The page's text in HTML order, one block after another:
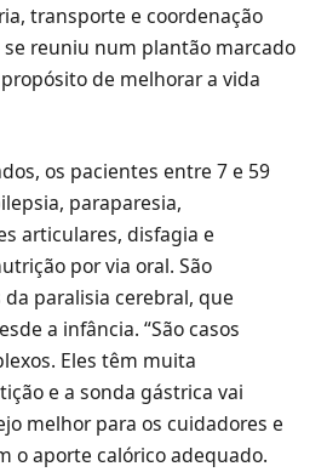
transporte e coordenação
reuniu num plantão marcado
de melhorar a vida
os pacientes entre 7 e 59
paraparesia,
articulares, disfagia e
por via oral. São
paralisia cerebral, que
a infância. “São casos
Eles têm muita
e a sonda gástrica vai
melhor para os cuidadores e
o aporte calórico adequado.